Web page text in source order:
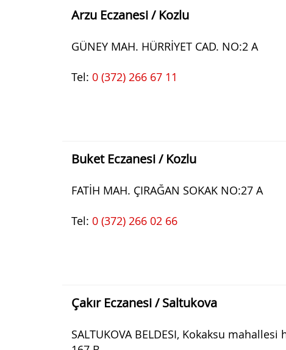
Arzu Eczanesi / Kozlu
GÜNEY MAH. HÜRRİYET CAD. NO:2 A
Tel: 0 (372) 266 67 11
Buket Eczanesi / Kozlu
FATİH MAH. ÇIRAĞAN SOKAK NO:27 A
Tel: 0 (372) 266 02 66
Çakır Eczanesi / Saltukova
SALTUKOVA BELDESI, Kokaksu